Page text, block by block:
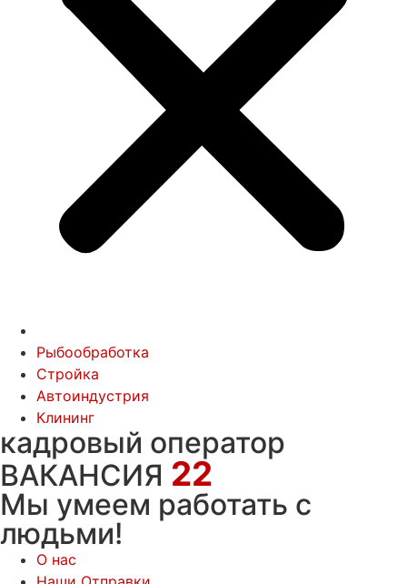
Рыбообработка
Стройка
Автоиндустрия
Клининг
кадровый оператор
ВАКАНСИЯ 22
Мы умеем работать с
людьми!
О нас